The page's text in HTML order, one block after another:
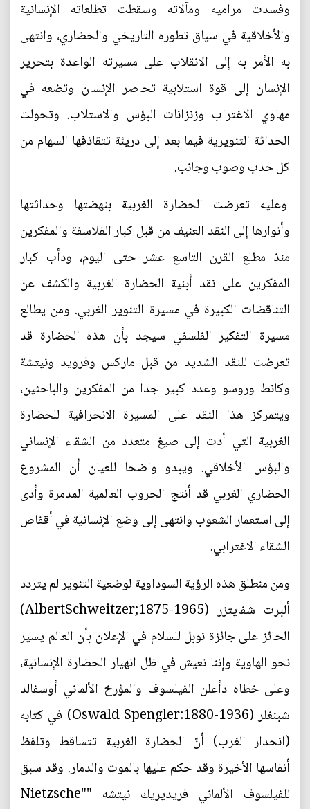
وفسدت مراميه ومآلاته وسقطت تطلعاته الإنسانية
والأخلاقية في سياق تطوره التاريخي والحضاري، وانتهى
به الأمر به إلى الانقلاب على مسيرته الواعدة بتحرير
الإنسان إلى قوة استلابية تحاصر الإنسان وتضعه في
مهاوي الاغتراب وزنزانات البؤس والاستلاب. وتحولت
الحداثة التنويرية فيما بعد إلى دريئة تتقاذفها السهام من
كل حدب وصوب وجانب.
وعليه تعرضت الحضارة الغربية بنهضتها وحداثتها
وأنوارها إلى النقد العنيف من قبل كبار الفلاسفة والمفكرين
منذ مطلع القرن التاسع عشر حتى اليوم، ودأب كبار
المفكرين على نقد أبنية الحضارة الغربية والكشف عن
التناقضات الكبيرة في مسيرة التنوير الغربي. ومن يطالع
مسيرة التفكير الفلسفي سيجد بأن هذه الحضارة قد
تعرضت للنقد الشديد من قبل ماركس وفرويد ونيتشة
وكانط وروسو وعدد كبير جدا من المفكرين والباحثين،
ويتمركز هذا النقد على المسيرة الانحرافية للحضارة
الغربية التي أدت إلى صيغ متعدد من الشقاء الإنساني
والبؤس الأخلاقي. ويبدو واضحا للعيان أن المشروع
الحضاري الغربي قد أنتج الحروب العالمية المدمرة وأدى
إلى استعمار الشعوب وانتهى إلى وضع الإنسانية في أقفاص
الشقاء الاغترابي.
ومن منطلق هذه الرؤية السوداوية لوضعية التنوير لم يتردد
ألبرت شفايتزر (AlbertSchweitzer;1875-1965)
الحائز على جائزة نوبل للسلام في الإعلان بأن العالم يسير
نحو الهاوية وإننا نعيش في ظل انهيار الحضارة الإنسانية،
وعلى خطاه دأعلن الفيلسوف والمؤرخ الألماني أوسفالد
شبنغلر (Oswald Spengler:1880-1936) في كتابه
(انحدار الغرب) أنّ الحضارة الغربية تتساقط وتلفظ
أنفاسها الأخيرة وقد حكم عليها بالموت والدمار. وقد سبق
للفيلسوف الألماني فريديريك نيتشه "Nietzsche"